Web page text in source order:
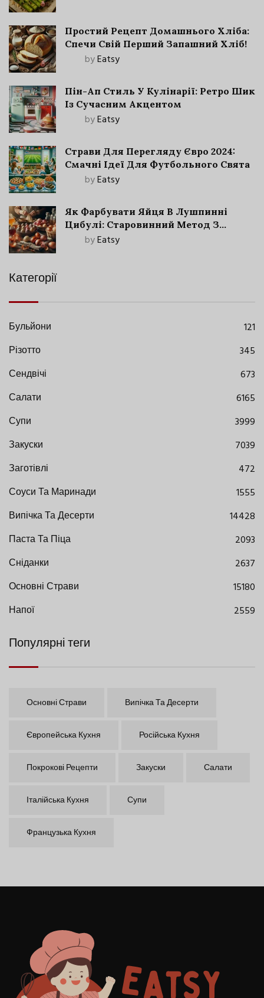
Простий Рецепт Домашнього Хліба:
Спечи Свій Перший Запашний Хліб!
byEatsy
Пін-Ап Стиль У Кулінарії: Ретро Шик
Із Сучасним Акцентом
byEatsy
Страви Для Перегляду Євро 2024:
Смачні Ідеї Для Футбольного Свята
byEatsy
Як Фарбувати Яйця В Лушпинні
Цибулі: Старовинний Метод З
Сучасними Нюансами
byEatsy
Категорії
Бульйони
121
Різотто
345
Сендвічі
673
Салати
6165
Супи
3999
Закуски
7039
Заготівлі
472
Соуси Та Маринади
1555
Випічка Та Десерти
14428
Паста Та Піца
2093
Сніданки
2637
Основні Страви
15180
Напої
2559
Популярні теги
Основні Страви Випічка Та Десерти
Європейська Кухня Російська Кухня
Покрокові Рецепти Закуски Салати
Італійська Кухня Супи
Французька Кухня